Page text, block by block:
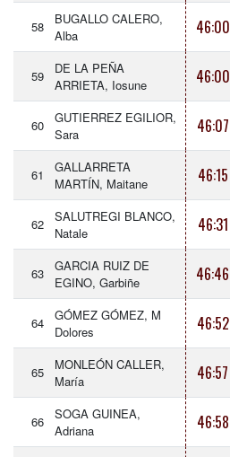
58
BUGALLO CALERO,
Alba
46:00
59
DE LA PEÑA
ARRIETA, Iosune
46:00
60
GUTIERREZ EGILIOR,
Sara
46:07
61
GALLARRETA
MARTÍN, Maitane
46:15
62
SALUTREGI BLANCO,
Natale
46:31
63
GARCIA RUIZ DE
EGINO, Garbiñe
46:46
64
GÓMEZ GÓMEZ, M
Dolores
46:52
65
MONLEÓN CALLER,
María
46:57
66
SOGA GUINEA,
Adriana
46:58